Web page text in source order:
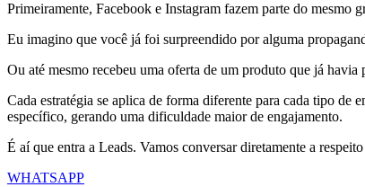
Primeiramente, Facebook e Instagram fazem parte do mesmo
Eu imagino que você já foi surpreendido por alguma
Ou até mesmo recebeu uma oferta de um produto que já
Cada estratégia se aplica de forma diferente para cada tipo
específico, gerando uma dificuldade maior de engajamento.
É aí que entra a Leads. Vamos conversar diretamente a
WHATSAPP